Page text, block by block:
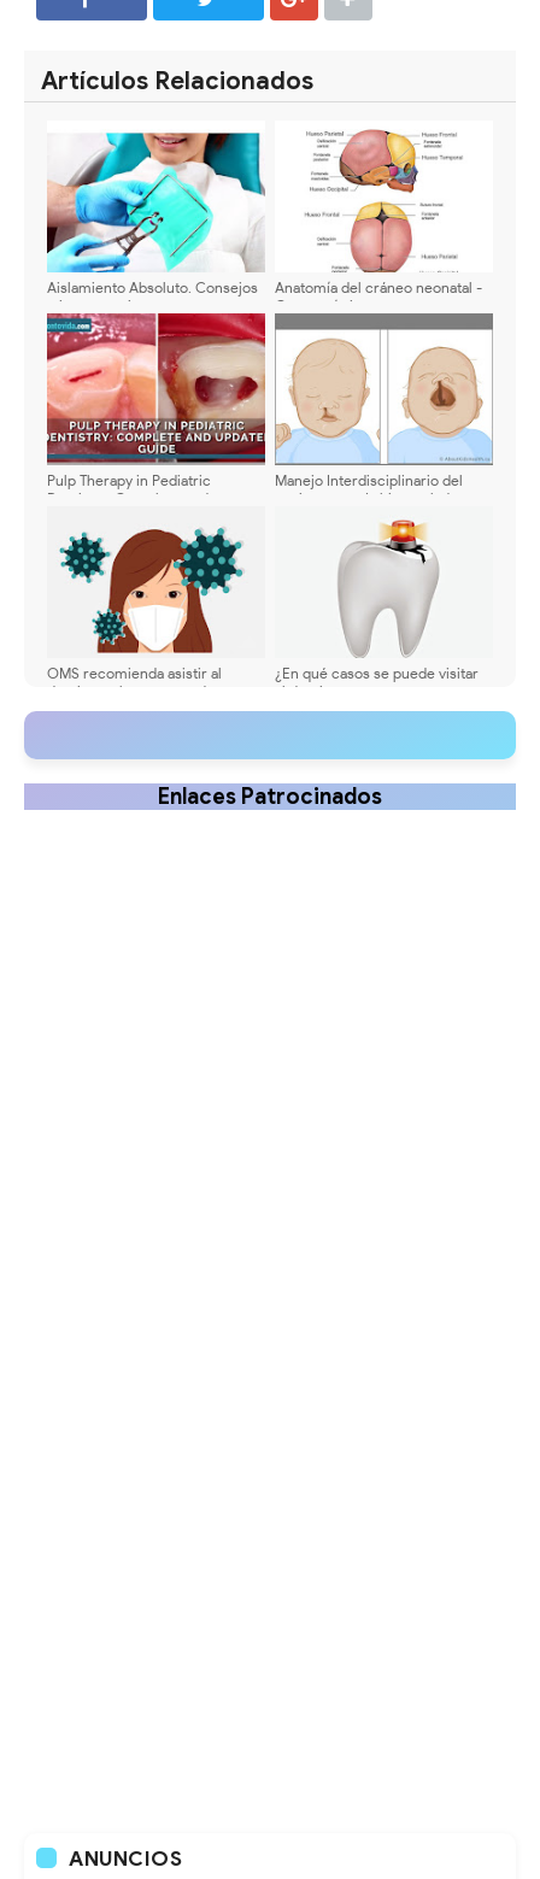
Artículos Relacionados
Aislamiento Absoluto. Consejos
e importancia en
odontopediatría
Anatomía del cráneo neonatal -
Características
Pulp Therapy in Pediatric
Dentistry: Complete and
Manejo Interdisciplinario del
paciente con Labio y paladar
Fisurado - Manejo ortodóncico
quirúrgico - Casos clínicos
OMS recomienda asistir al
dentista solo en casos de
emergencia para evitar riesgo
¿En qué casos se puede visitar
al dentista en esta cuarentena
por Coronavirus?
Enlaces Patrocinados
ANUNCIOS